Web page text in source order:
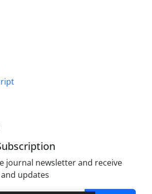
journal newsletter and receive
updates